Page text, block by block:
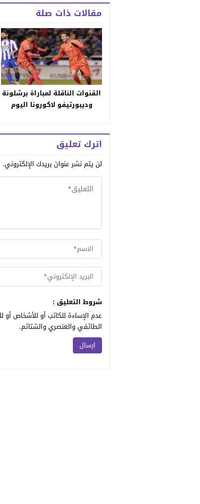
مقالات ذات صلة
القنوات الناقلة لمباراة برشلونة
وديبورتيفو لاكورونا اليوم
اترك تعليق
لن يتم نشر عنوان بريدك الإلكتروني.
شروط التعليق :
عدم الإساءة للكاتب أو للأشخاص أو
الطائفي والعنصري والشتائم.